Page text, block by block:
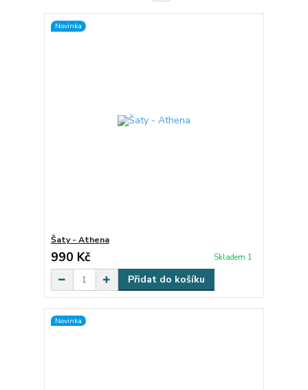
Novinka
Šaty - Athena
990 Kč Skladem 1
Přidat do košíku
Novinka